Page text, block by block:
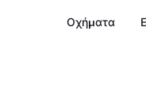
Οχήματα